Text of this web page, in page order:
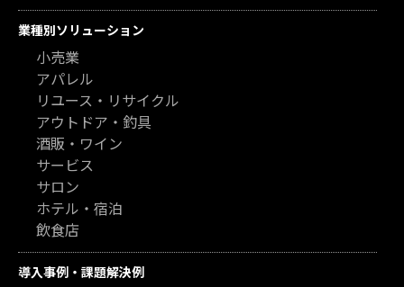
業種別ソリューション
小売業
アパレル
リユース・リサイクル
アウトドア・釣具
酒販・ワイン
サービス
サロン
ホテル・宿泊
飲食店
導入事例・課題解決例